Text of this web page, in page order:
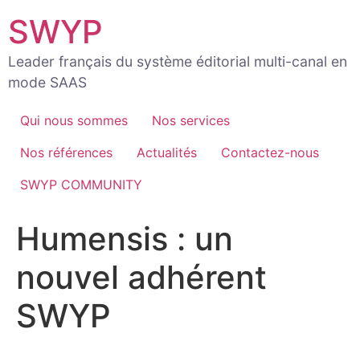
au
contenu
SWYP
Leader français du système éditorial multi-canal en
mode SAAS
Qui nous sommes
Nos services
Nos références
Actualités
Contactez-nous
SWYP COMMUNITY
Humensis : un
nouvel adhérent
SWYP